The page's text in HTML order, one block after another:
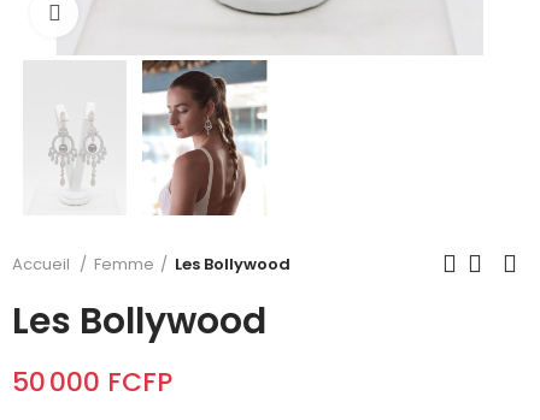
Cliquer pour voir plus
Accueil Femme Les Bollywood
Les Bollywood
50 000 FCFP